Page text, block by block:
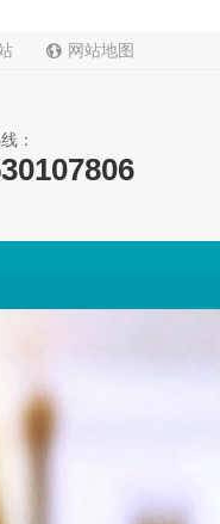
网站地图
：